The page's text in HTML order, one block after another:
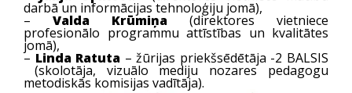
darbā un informācijas tehnoloģiju jomā),
– Valda Krūmiņa (direktores vietniece
profesionālo programmu attīstības un kvalitātes
jomā),
– Linda Ratuta – žūrijas priekšsēdētāja -2 BALSIS
(skolotāja, vizuālo mediju nozares pedagogu
metodiskās komisijas vadītāja).